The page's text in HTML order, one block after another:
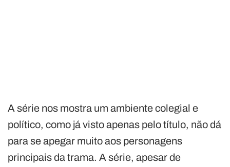
A série nos mostra um ambiente colegial e
político, como já visto apenas pelo título, não dá
para se apegar muito aos personagens
principais da trama. A série, apesar de